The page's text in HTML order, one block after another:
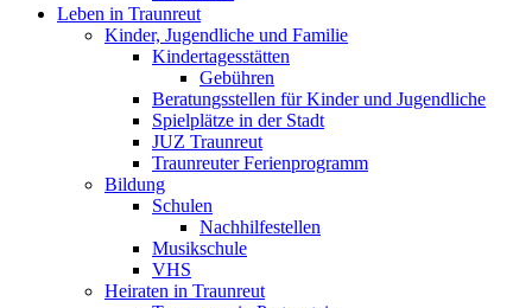
Leben in Traunreut
Kinder, Jugendliche und Familie
Kindertagesstätten
Gebühren
Beratungsstellen für Kinder und Jugendliche
Spielplätze in der Stadt
JUZ Traunreut
Traunreuter Ferienprogramm
Bildung
Schulen
Nachhilfestellen
Musikschule
VHS
Heiraten in Traunreut